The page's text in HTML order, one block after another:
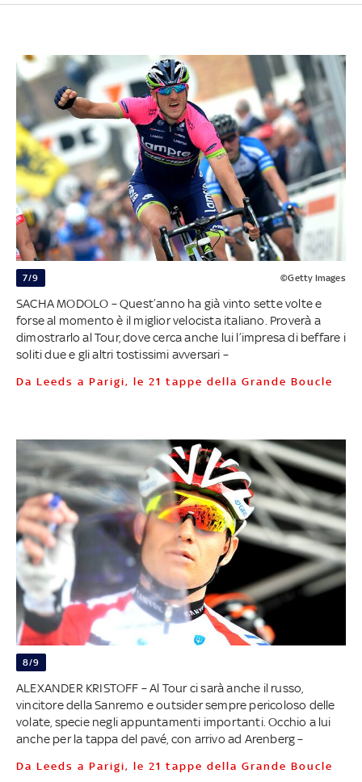
7/9 ©Getty Images
SACHA MODOLO – Quest’anno ha già vinto sette volte e
forse al momento è il miglior velocista italiano. Proverà a
dimostrarlo al Tour, dove cerca anche lui l’impresa di beffare i
soliti due e gli altri tostissimi avversari –
Da Leeds a Parigi, le 21 tappe della Grande Boucle
8/9
ALEXANDER KRISTOFF – Al Tour ci sarà anche il russo,
vincitore della Sanremo e outsider sempre pericoloso delle
volate, specie negli appuntamenti importanti. Occhio a lui
anche per la tappa del pavé, con arrivo ad Arenberg –
Da Leeds a Parigi, le 21 tappe della Grande Boucle